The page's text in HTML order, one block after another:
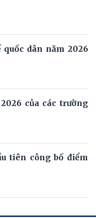
dân năm 2026
của các trường
tiên công bố điểm